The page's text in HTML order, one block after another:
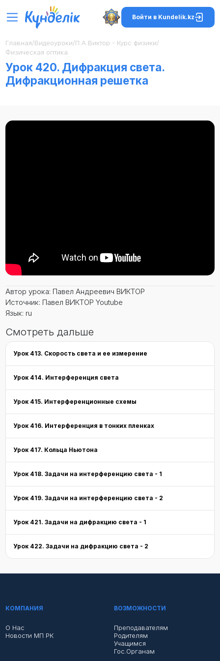
Войти в Kundelik.kz
Главная/Видеоуроки/П.А.Виктор - Курс физики/
Физическая оптика
Урок 420. Дифракция света.
Дифракционная решетка
Автор урока: Павел Андреевич ВИКТОР
Источник: Павел ВИКТОР Youtube
Язык: ru
Смотреть дальше
Урок 413. Скорость света и ее измерение
Урок 414. Интерференция света
Урок 415. Интерференционные схемы
Урок 416. Интерференция в тонких пленках
Урок 417. Кольца Ньютона
Урок 418. Задачи на интерференцию света - 1
Урок 419. Задачи на интерференцию света - 2
Урок 421. Задачи на дифракцию света - 1
Урок 422. Задачи на дифракцию света - 2
КОМПАНИЯ
О Нас
Новости МП РК
ВОЗМОЖНОСТИ
Преподавателям
Родителям
Учащимся
Гос.органам